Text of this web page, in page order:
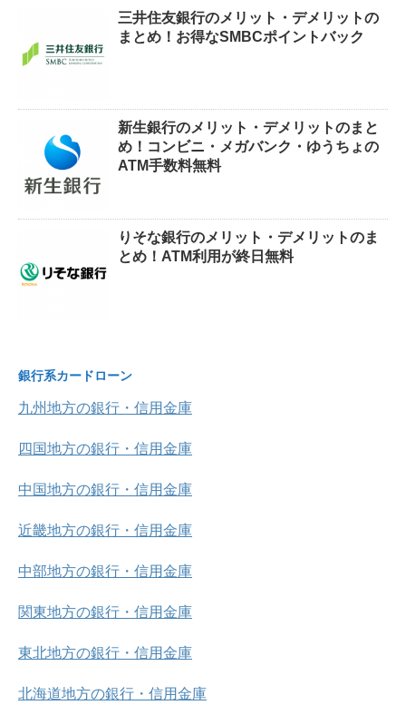
三井住友銀行のメリット・デメリットの
まとめ！お得なSMBCポイントバック
新生銀行のメリット・デメリットのまと
め！コンビニ・メガバンク・ゆうちょの
ATM手数料無料
りそな銀行のメリット・デメリットのま
とめ！ATM利用が終日無料
銀行系カードローン
九州地方の銀行・信用金庫
四国地方の銀行・信用金庫
中国地方の銀行・信用金庫
近畿地方の銀行・信用金庫
中部地方の銀行・信用金庫
関東地方の銀行・信用金庫
東北地方の銀行・信用金庫
北海道地方の銀行・信用金庫